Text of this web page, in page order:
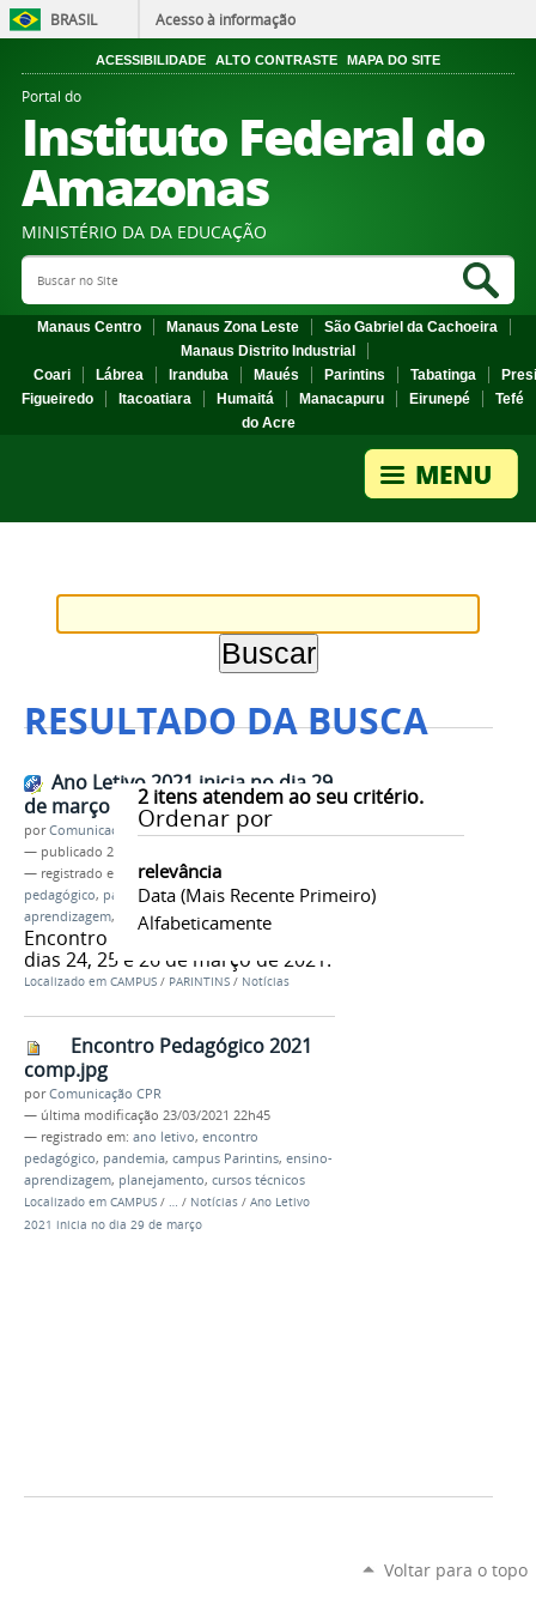
BRASIL Acesso à informação
ACESSIBILIDADE ALTO CONTRASTE MAPA DO SITE
Portal do
Instituto Federal do
Amazonas
MINISTÉRIO DA DA EDUCAÇÃO
Search Site
Manaus Centro Manaus Zona Leste
São Gabriel da Cachoeira
Manaus Distrito Industrial
Coari
Lábrea Iranduba Maués Parintins Tabatinga
Figueiredo
Itacoatiara Humaitá Manacapuru Eirunepé
Tefé
do Acre
RESULTADO DA BUSCA
2itens atendem ao seu critério.
Ordenar por
relevância
Data (mais Recente Primeiro)
Alfabeticamente
Ano Letivo 2021 inicia no dia 29
de março
porComunicação CPR
— publicado 23/03/2021
— registrado em:
ano letivo,encontro
pedagógico, pandemia,campus Parintins,ensino-
aprendizagem, planejamento cursos técnicos
Encontro Pedagógico acontece
dias 24, 25 e 26 de março de 2021.
Localizado em CAMPUS / PARINTINS / Notícias
Encontro Pedagógico 2021
comp.jpg
porComunicação CPR
— última modificação 23/03/2021 22h45
— registrado em: ano letivo, encontro
pedagógico, pandemia, campus Parintins, ensino-
aprendizagem, planejamento, cursos técnicos
Localizado em CAMPUS / / Notícias / Ano Letivo
2021 inicia no dia 29 de março
Voltar para o topo